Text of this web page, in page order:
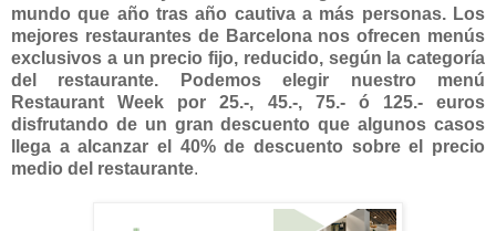
mundo que año tras año cautiva a más personas. Los
mejores restaurantes de Barcelona nos ofrecen menús
exclusivos a un precio fijo, reducido, según la categoría
del restaurante. Podemos elegir nuestro menú
Restaurant Week por 25.-, 45.-, 75.- ó 125.- euros
disfrutando de un gran descuento que algunos casos
llega a alcanzar el 40% de descuento sobre el precio
medio del restaurante.